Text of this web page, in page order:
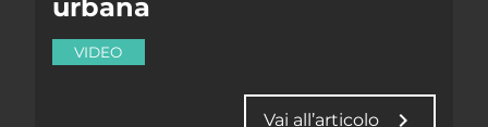
urbana
VIDEO
Vai all’articolo chevron_right